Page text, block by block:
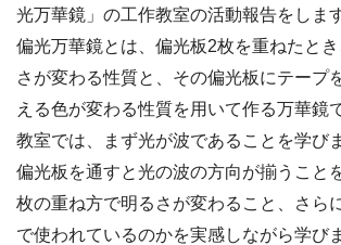
光万華鏡」の工作教室の活動報告をします
偏光万華鏡とは、偏光板2枚を重ねたと
さが変わる性質と、その偏光板にテープ
える色が変わる性質を用いて作る万華鏡
教室では、まず光が波であることを学び
偏光板を通すと光の波の方向が揃うこと
枚の重ね方で明るさが変わること、さら
で使われているのかを実感しながら学び